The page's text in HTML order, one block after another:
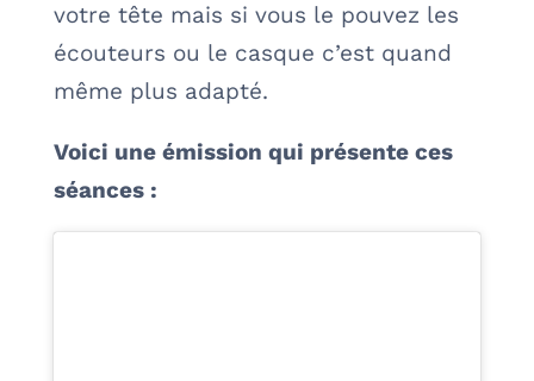
votre tête mais si vous le pouvez les
écouteurs ou le casque c’est quand
même plus adapté.
Voici une émission qui présente ces
séances :